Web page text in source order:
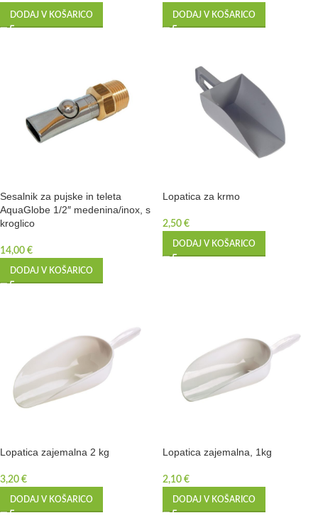
DODAJ V KOŠARICO DODAJ V KOŠARICO
Sesalnik za pujske in teleta
AquaGlobe 1/2″ medenina/inox, s
kroglico
14,00 €
DODAJ V KOŠARICO
Lopatica za krmo
2,50 €
DODAJ V KOŠARICO
Lopatica zajemalna 2 kg
3,20 €
DODAJ V KOŠARICO
Lopatica zajemalna, 1kg
2,10 €
DODAJ V KOŠARICO